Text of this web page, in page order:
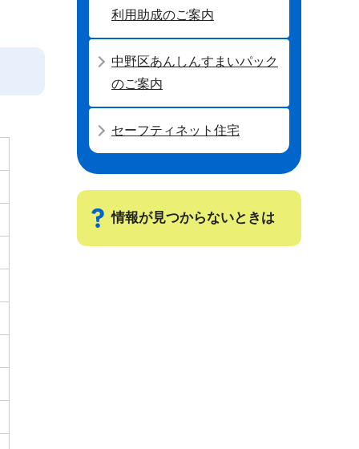
利用助成のご案内
中野区あんしんすまいパック
のご案内
セーフティネット住宅
情報が見つからないときは